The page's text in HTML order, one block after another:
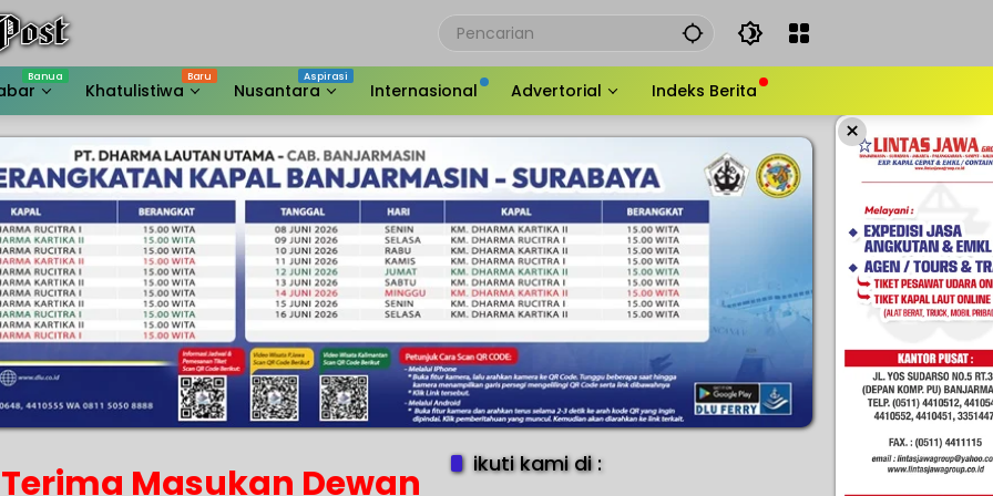
Khatulistiwa Nusantara Internasional Advertorial Indeks Berita
×
Masukan Dewan
ikuti kami di :